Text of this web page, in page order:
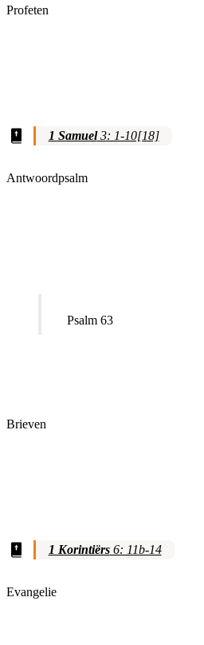
Profeten
1 Samuel3: 1-10[18]
Antwoordpsalm
Psalm 63
Brieven
1 Korintiërs6: 11b-14
Evangelie